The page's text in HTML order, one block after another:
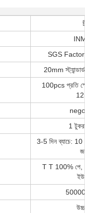
SGS
20mm
100pcs প্রতি
1
3-5 দিন ব্যাচে: 10
T T 100% পে,